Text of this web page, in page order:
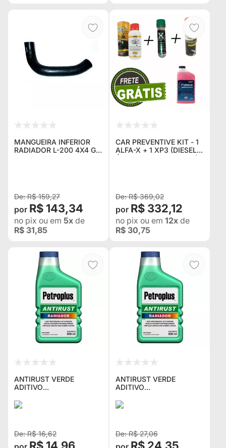
MANGUEIRA INFERIOR
RADIADOR L-200 4X4 GL
R$ 159,27
R$ 143,34
no pix ou em 5x de
R$ 31,85
CAR PREVENTIVE KIT - 1
ALFA-X + 1 XP3 (DIESEL /
ÁLCOOL OU GASOLINA)
R$ 369,02
R$ 332,12
no pix ou em 12x de
R$ 30,75
ANTIRUST VERDE
ADITIVO
RADIADOR STP COM
500ML PP-618BR
R$ 16,62
ANTIRUST VERDE
ADITIVO
RADIADOR STP COM
1LITRO PP-718BR
R$ 27,06